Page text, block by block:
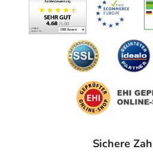
- Fettstoffwechselstörung mit
(Hypercholesterinämie)
- Erbliche Fettstoffwechselstörung
Gegenanzeigen
Was spricht gegen eine
- Überempfindlichkeit gegen die
- Erhöhte LeberwerteSichere